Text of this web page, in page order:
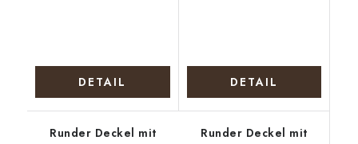
DETAIL DETAIL
Runder Deckel mit
Runder Deckel mit